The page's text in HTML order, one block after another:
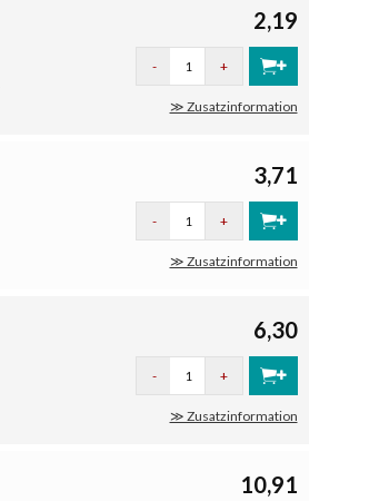
2,19
- +
≫ Zusatzinformation
3,71
- +
≫ Zusatzinformation
6,30
- +
≫ Zusatzinformation
10,91